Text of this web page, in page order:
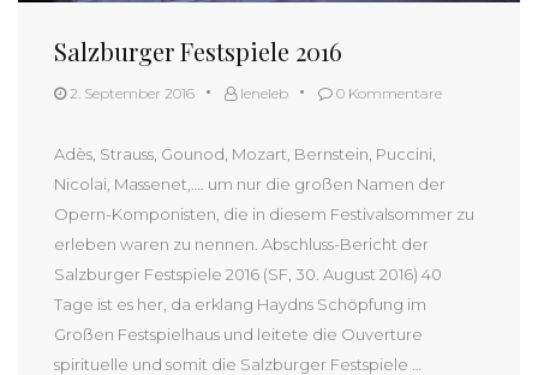
Salzburger Festspiele 2016
2. September 2016 leneleb 0 Kommentare
Adès, Strauss, Gounod, Mozart, Bernstein, Puccini,
Nicolai, Massenet,…. um nur die großen Namen der
Opern-Komponisten, die in diesem Festivalsommer zu
erleben waren zu nennen. Abschluss-Bericht der
Salzburger Festspiele 2016 (SF, 30. August 2016) 40
Tage ist es her, da erklang Haydns Schöpfung im
Großen Festspielhaus und leitete die Ouverture
spirituelle und somit die Salzburger Festspiele …